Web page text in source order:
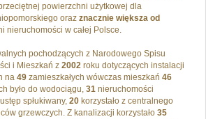
powierzchni użytkowej dla
oraz znacznie większa od
nieruchomości w całej Polsce.
pochodzących z Narodowego Spisu
i Mieszkań z 2002 roku dotyczących instalacji
na 49 zamieszkałych wówczas mieszkań 46
było do wodociągu, 31 nieruchomości
spłukiwany, 20 korzystało z centralnego
grzewczych. Z kanalizacji korzystało 35